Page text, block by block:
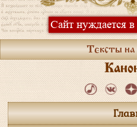
Сайт нуждается
Тексты на